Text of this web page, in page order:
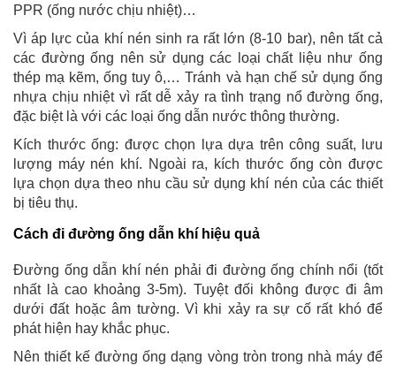
PPR (ống nước chịu nhiệt)…
Vì áp lực của khí nén sinh ra rất lớn (8-10 bar), nên tất cả
các đường ống nên sử dụng các loại chất liệu như ống
thép mạ kẽm, ống tuy ô,… Tránh và hạn chế sử dụng ống
nhựa chịu nhiệt vì rất dễ xảy ra tình trạng nổ đường ống,
đặc biệt là với các loại ống dẫn nước thông thường.
Kích thước ống: được chọn lựa dựa trên công suất, lưu
lượng máy nén khí. Ngoài ra, kích thước ống còn được
lựa chọn dựa theo nhu cầu sử dụng khí nén của các thiết
bị tiêu thụ.
Cách đi đường ống dẫn khí hiệu quả
Đường ống dẫn khí nén phải đi đường ống chính nổi (tốt
nhất là cao khoảng 3-5m). Tuyệt đối không được đi âm
dưới đất hoặc âm tường. Vì khi xảy ra sự cố rất khó để
phát hiện hay khắc phục.
Nên thiết kế đường ống dạng vòng tròn trong nhà máy để